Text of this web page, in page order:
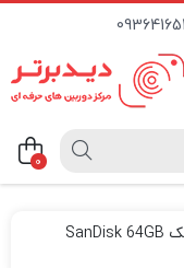
0
کارت حافظه سن دیسک SanDisk 64GB